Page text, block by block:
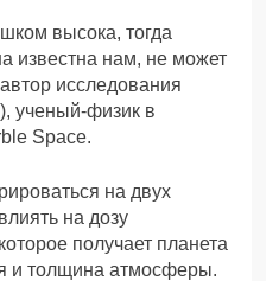
высока, тогда
известна нам, не может
исследования
ученый-физик в
Space.
на двух
на дозу
получает планета
и толщина атмосферы.